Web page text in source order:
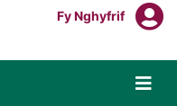
Mewngofnodi I
Fy Nghyfrif